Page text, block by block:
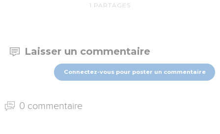
1 PARTAGES
Laisser un commentaire
Connectez-vous pour poster un commentaire
0 commentaire